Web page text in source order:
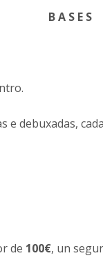
B A S E S
e debuxadas,
de 100€, un